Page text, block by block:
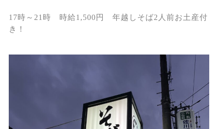
17時～21時 時給1,500円 年越しそば2人前お土産付
き！